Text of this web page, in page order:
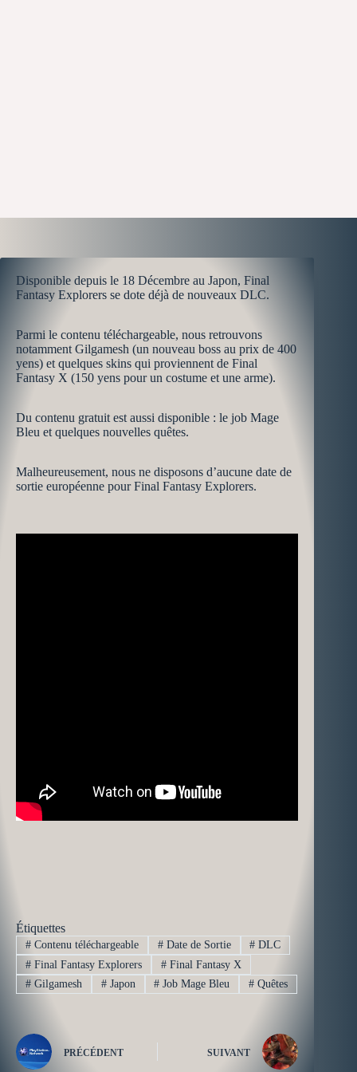
Disponible depuis le 18 Décembre au Japon, Final
Fantasy Explorers se dote déjà de nouveaux DLC.
Parmi le contenu téléchargeable, nous retrouvons
notamment Gilgamesh (un nouveau boss au prix de 400
yens) et quelques skins qui proviennent de Final
Fantasy X (150 yens pour un costume et une arme).
Du contenu gratuit est aussi disponible : le job Mage
Bleu et quelques nouvelles quêtes.
Malheureusement, nous ne disposons d’aucune date de
sortie européenne pour Final Fantasy Explorers.
Étiquettes
#Contenu téléchargeable #Date de Sortie # DLC
#Final Fantasy Explorers #Final Fantasy X
#Gilgamesh #Japon # Job Mage Bleu # Quêtes
PRÉCÉDENT SUIVANT